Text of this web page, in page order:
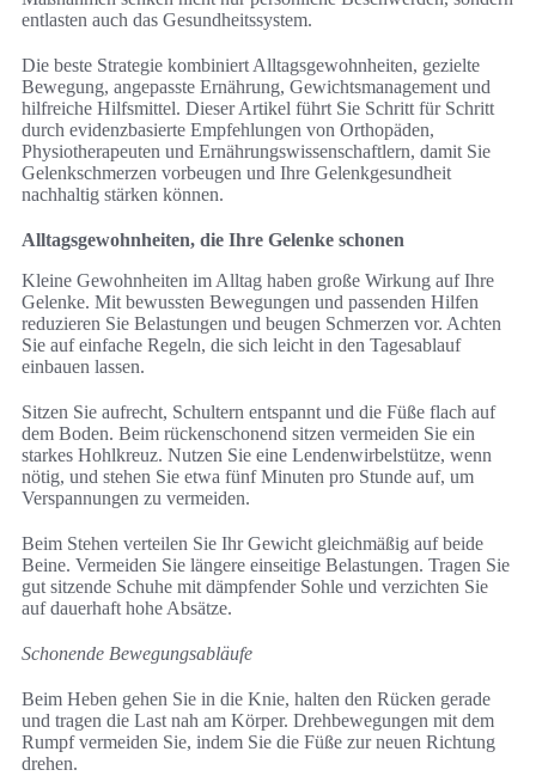
entlasten auch das Gesundheitssystem.
Die beste Strategie kombiniert Alltagsgewohnheiten, gezielte
Bewegung, angepasste Ernährung, Gewichtsmanagement und
hilfreiche Hilfsmittel. Dieser Artikel führt Sie Schritt für Schritt
durch evidenzbasierte Empfehlungen von Orthopäden,
Physiotherapeuten und Ernährungswissenschaftlern, damit Sie
Gelenkschmerzen vorbeugen und Ihre Gelenkgesundheit
nachhaltig stärken können.
Alltagsgewohnheiten, die Ihre Gelenke schonen
Kleine Gewohnheiten im Alltag haben große Wirkung auf Ihre
Gelenke. Mit bewussten Bewegungen und passenden Hilfen
reduzieren Sie Belastungen und beugen Schmerzen vor. Achten
Sie auf einfache Regeln, die sich leicht in den Tagesablauf
einbauen lassen.
Sitzen Sie aufrecht, Schultern entspannt und die Füße flach auf
dem Boden. Beim rückenschonend sitzen vermeiden Sie ein
starkes Hohlkreuz. Nutzen Sie eine Lendenwirbelstütze, wenn
nötig, und stehen Sie etwa fünf Minuten pro Stunde auf, um
Verspannungen zu vermeiden.
Beim Stehen verteilen Sie Ihr Gewicht gleichmäßig auf beide
Beine. Vermeiden Sie längere einseitige Belastungen. Tragen Sie
gut sitzende Schuhe mit dämpfender Sohle und verzichten Sie
auf dauerhaft hohe Absätze.
Schonende Bewegungsabläufe
Beim Heben gehen Sie in die Knie, halten den Rücken gerade
und tragen die Last nah am Körper. Drehbewegungen mit dem
Rumpf vermeiden Sie, indem Sie die Füße zur neuen Richtung
drehen.